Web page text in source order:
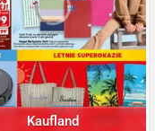
Kaufland